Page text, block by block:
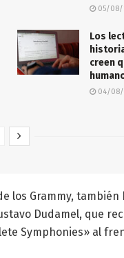
05/08/
Los
creen
04/08/
los Grammy, también
Dudamel, que
Symphonies» al